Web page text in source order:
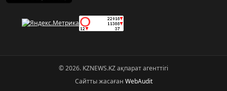
© 2026. KZNEWS.KZ ақпарат агенттігі
Сайтты жасаған WebAudit